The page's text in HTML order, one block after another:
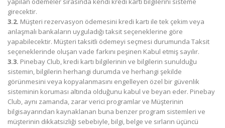
girecektir.
3.2. Müşteri rezervasyon ödemesini kredi kartı ile tek çekim veya
anlaşmalı bankaların uyguladığı taksit seçeneklerine göre
yapabilecektir. Müşteri taksitli ödemeyi seçmesi durumunda Taksit
seçeneklerinde oluşan vade farkını peşinen Kabul etmiş sayılır.
3.3. Pinebay Club, kredi kartı bilgilerinin ve bilgilerin sunulduğu
sistemin, bilgilerin herhangi durumda ve herhangi şekilde
görünmesini veya kopyalanmasını engelleyen özel bir güvenlik
sisteminin koruması altında olduğunu kabul ve beyan eder. Pinebay
Club, aynı zamanda, zarar verici programlar ve Müşterinin
bilgisayarından kaynaklanan buna benzer program sistemleri ve
müşterinin dikkatsizliği sebebiyle, bilgi, belge ve sırların üçüncü